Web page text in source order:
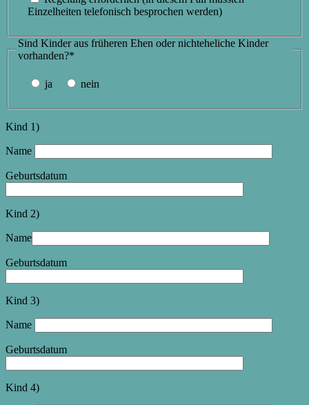
Einzelheiten telefonisch besprochen werden)
Sind Kinder aus früheren Ehen oder nichteheliche Kinder
vorhanden?*
ja nein
Kind 1)
Name
Geburtsdatum
Kind 2)
Name
Geburtsdatum
Kind 3)
Name
Geburtsdatum
Kind 4)